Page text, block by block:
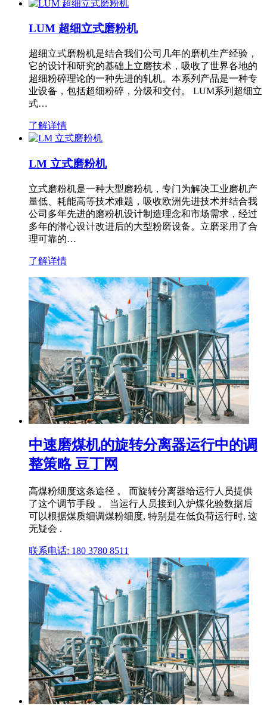
LUM 超细立式磨粉机
超细立式磨粉机是结合我们公司几年的磨机生产经验，
它的设计和研究的基础上立磨技术，吸收了世界各地的
超细粉碎理论的一种先进的轧机。本系列产品是一种专
业设备，包括超细粉碎，分级和交付。 LUM系列超细立
式…
了解详情
LM 立式磨粉机
立式磨粉机是一种大型磨粉机，专门为解决工业磨机产
量低、耗能高等技术难题，吸收欧洲先进技术并结合我
公司多年先进的磨粉机设计制造理念和市场需求，经过
多年的潜心设计改进后的大型粉磨设备。立磨采用了合
理可靠的…
了解详情
中速磨煤机的旋转分离器运行中的调
整策略 豆丁网
高煤粉细度这条途径 。 而旋转分离器给运行人员提供
了这个调节手段 。 当运行人员接到入炉煤化验数据后
可以根据煤质细调煤粉细度, 特别是在低负荷运行时, 这
无疑会 .
联系电话: 180 3780 8511